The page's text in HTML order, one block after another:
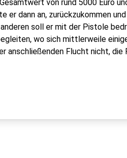
von rund 5000 Euro
er dann an, zurückzukommen
soll er mit der Pistole
wo sich mittlerweile
anschließenden Flucht nicht,